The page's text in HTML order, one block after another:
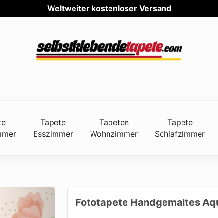
Weltwe
Tapete
Esszimmer
Tapeten
Wohnzimmer
Tapete
Schlafzimmer
Fototapete Handgemaltes